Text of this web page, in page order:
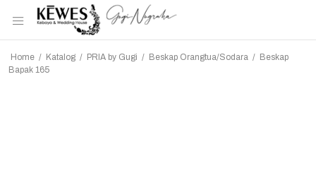
Home / Katalog / PRIA by Gugi / Beskap Orangtua/Sodara / Beskap
Bapak 165